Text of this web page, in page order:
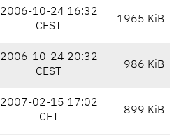
2006-10-24 16:32
CEST
1965 KiB
2006-10-24 20:32
CEST
986 KiB
2007-02-15 17:02
CET
899 KiB